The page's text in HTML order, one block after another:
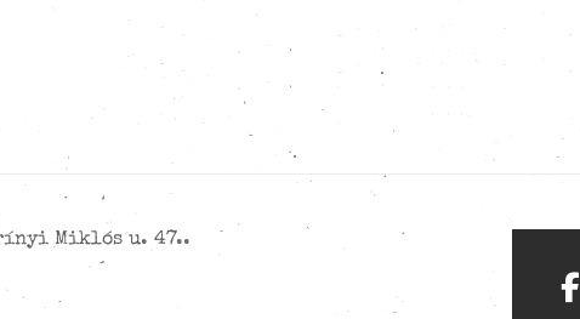
Miklós u. 47..